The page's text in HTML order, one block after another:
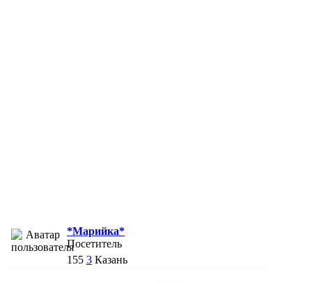
*Марийка*
Посетитель
155 3 Казань